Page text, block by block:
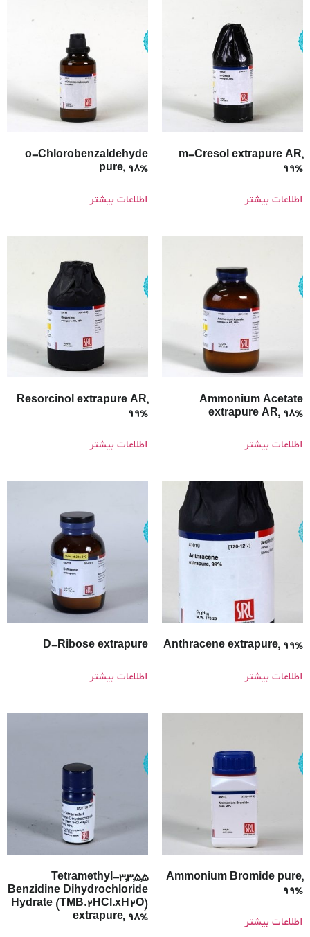
m-Cresol extrapure AR,
99%
اطلاعات بیشتر
o-Chlorobenzaldehyde
pure, 98%
اطلاعات بیشتر
Ammonium Acetate
extrapure AR, 98%
اطلاعات بیشتر
Resorcinol extrapure AR,
99%
اطلاعات بیشتر
Anthracene extrapure, 99%
اطلاعات بیشتر
D-Ribose extrapure
اطلاعات بیشتر
Ammonium Bromide pure,
99%
اطلاعات بیشتر
3,3,5,5-Tetramethyl
Benzidine Dihydrochloride
Hydrate (TMB.2HCl.xH2O)
extrapure, 98%